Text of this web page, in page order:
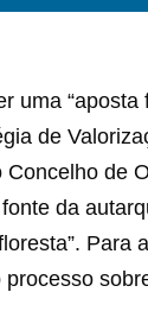
uma
de
de
da